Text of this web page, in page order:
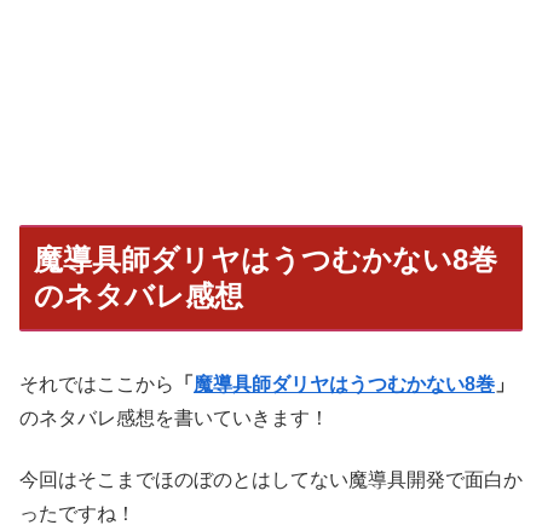
魔導具師ダリヤはうつむかない8巻
のネタバレ感想
それではここから 「 魔導具師ダリヤはうつむかない8巻 」
のネタバレ感想を書いていきます！
今回はそこまでほのぼのとはしてない魔導具開発で面白か
ったですね！